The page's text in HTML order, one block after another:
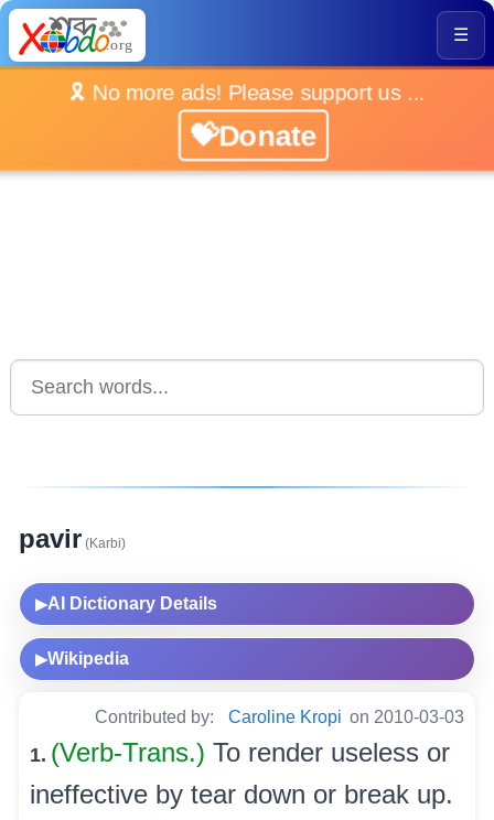
☰
🎗️ No more ads! Please support us ...
💝Donate
pavir (Karbi)
▶AI Dictionary Details
▶Wikipedia
Contributed by: Caroline Kropi on 2010-03-03
1. (Verb-Trans.) To render useless or
ineffective by tear down or break up.